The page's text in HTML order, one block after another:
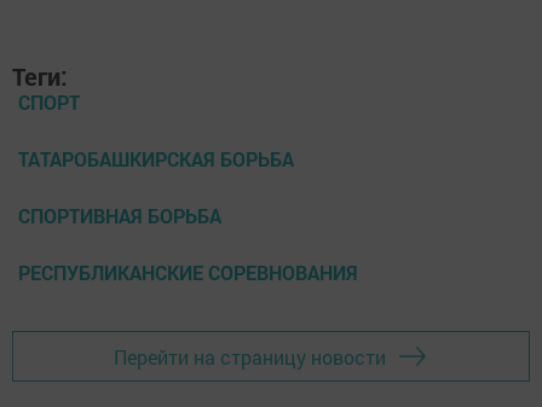
Теги:
СПОРТ
ТАТАРОБАШКИРСКАЯ БОРЬБА
СПОРТИВНАЯ БОРЬБА
РЕСПУБЛИКАНСКИЕ СОРЕВНОВАНИЯ
Перейти на страницу новости